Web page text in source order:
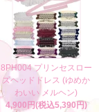
8PH004 プリンセスロー
ズヘッドドレス (ゆめか
わいい メルヘン)
4,900円(税込5,390円)